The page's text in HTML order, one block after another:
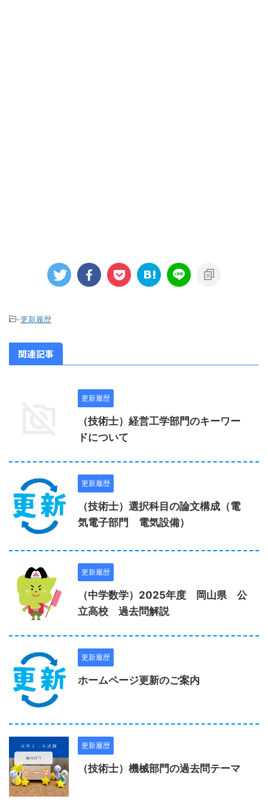
-更新履歴
関連記事
更新履歴
（技術士）経営工学部門のキーワー
ドについて
更新履歴
（技術士）選択科目の論文構成（電
気電子部門 電気設備）
更新履歴
（中学数学）2025年度 岡山県 公
立高校 過去問解説
更新履歴
ホームページ更新のご案内
更新履歴
（技術士）機械部門の過去問テーマ